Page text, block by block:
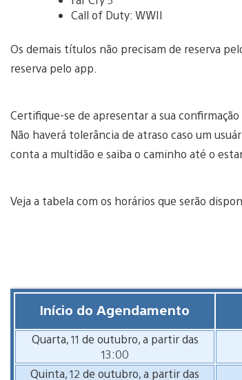
Call of Duty: WWII
Os demais títulos não precisam de reserva
reserva pelo app.
Certifique-se de apresentar a sua
Não haverá tolerância de atraso caso um
conta a multidão e saiba o caminho até o
Veja a tabela com os horários que serão
Início do Agendamento
Quarta, 11 de outubro, a partir das
13:00
Quinta, 12 de outubro, a partir das